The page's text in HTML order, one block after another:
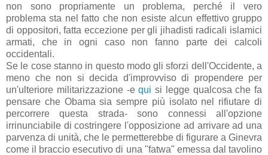
non sono propriamente un problema, perché il vero
problema sta nel fatto che non esiste alcun effettivo gruppo
di oppositori, fatta eccezione per gli jihadisti radicali islamici
armati, che in ogni caso non fanno parte dei calcoli
occidentali.
Se le cose stanno in questo modo gli sforzi dell'Occidente, a
meno che non si decida d'improvviso di propendere per
un'ulteriore militarizzazione -equi si legge qualcosa che fa
pensare che Obama sia sempre più isolato nel rifiutare di
percorrere questa strada- sono connessi all'opzione
irrinunciabile di costringere l'opposizione ad arrivare ad una
parvenza di unità, che le permetterebbe di figurare a Ginevra
come il braccio esecutivo di una "fatwa" emessa dal tavolino